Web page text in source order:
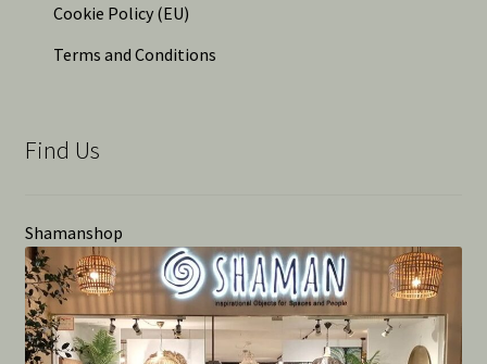
Cookie Policy (EU)
Terms and Conditions
Find Us
Shamanshop